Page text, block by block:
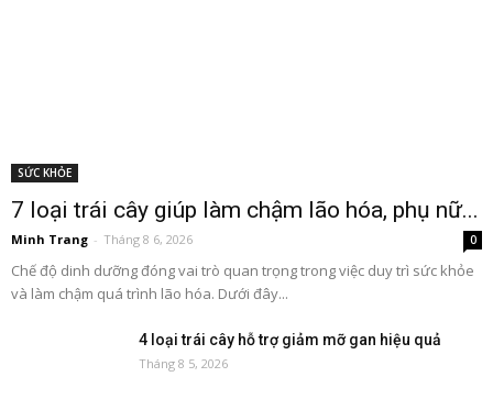
SỨC KHỎE
7 loại trái cây giúp làm chậm lão hóa, phụ nữ...
Minh Trang - Tháng 8 6, 2026 0
Chế độ dinh dưỡng đóng vai trò quan trọng trong việc duy trì sức khỏe
và làm chậm quá trình lão hóa. Dưới đây...
4 loại trái cây hỗ trợ giảm mỡ gan hiệu quả
Tháng 8 5, 2026